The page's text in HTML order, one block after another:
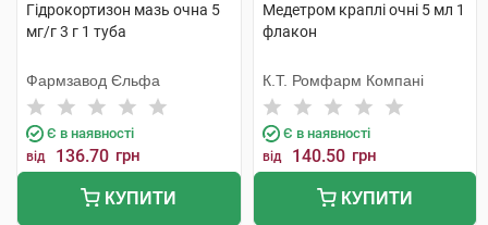
Гідрокортизон мазь очна 5
мг/г 3 г 1 туба
Фармзавод Єльфа
Є в наявності
від 136.70 грн
КУПИТИ
Медетром краплі очні 5 мл 1
флакон
К.Т. Ромфарм Компані
Є в наявності
від 140.50 грн
КУПИТИ